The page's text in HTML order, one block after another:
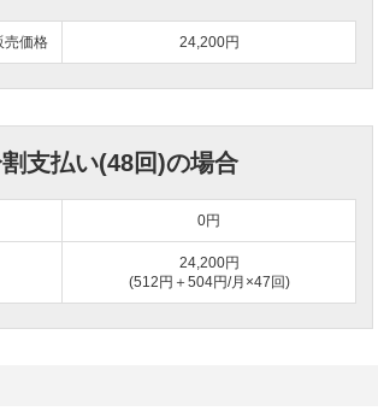
売価格 24,200円
支払い(48回)の場合
0円
24,200円
(512円＋504円/月×47回)